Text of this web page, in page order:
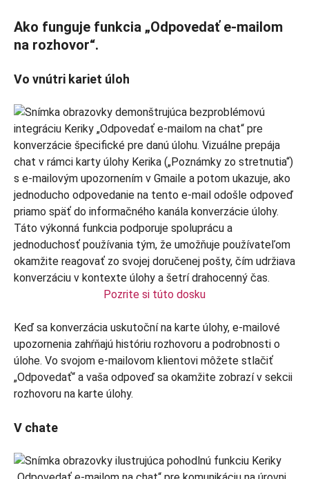
Ako funguje funkcia „Odpovedať e-mailom
na rozhovor“.
Vo vnútri kariet úloh
Pozrite si túto dosku
Keď sa konverzácia uskutoční na karte úlohy, e-mailové
upozornenia zahŕňajú históriu rozhovoru a podrobnosti o
úlohe. Vo svojom e-mailovom klientovi môžete stlačiť
„Odpovedať“ a vaša odpoveď sa okamžite zobrazí v sekcii
rozhovoru na karte úlohy.
V chate